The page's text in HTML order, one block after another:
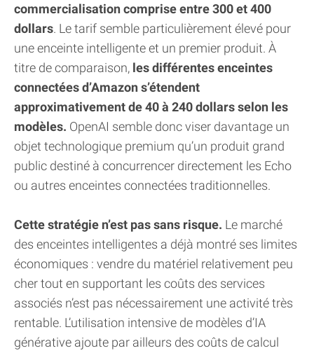
commercialisation comprise entre 300 et 400
dollars. Le tarif semble particulièrement élevé pour
une enceinte intelligente et un premier produit. À
titre de comparaison, les différentes enceintes
connectées d’Amazon s’étendent
approximativement de 40 à 240 dollars selon les
modèles. OpenAI semble donc viser davantage un
objet technologique premium qu’un produit grand
public destiné à concurrencer directement les Echo
ou autres enceintes connectées traditionnelles.
Cette stratégie n’est pas sans risque. Le marché
des enceintes intelligentes a déjà montré ses limites
économiques : vendre du matériel relativement peu
cher tout en supportant les coûts des services
associés n’est pas nécessairement une activité très
rentable. L’utilisation intensive de modèles d’IA
générative ajoute par ailleurs des coûts de calcul